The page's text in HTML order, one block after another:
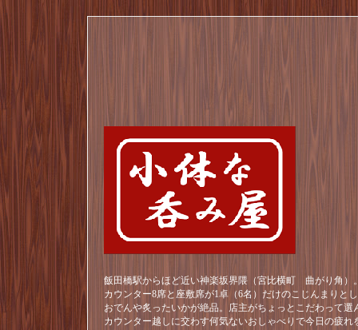
飯田橋駅からほど近い神楽坂界隈（宮比横町 曲がり角）
カウンター8席と座敷席が1卓（6名）だけのこじんまりと
おでんや炙ったいかが絶品。店主がちょっとこだわって
カウンター越しに交わす何気ないおしゃべりで今日の疲れ